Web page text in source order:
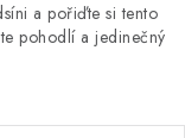
a pořiďte si tento
pohodlí a jedinečný